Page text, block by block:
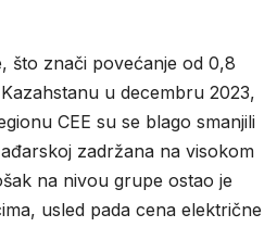
što znači povećanje od 0,8
u decembru 2023,
CEE su se blago smanjili
zadržana na visokom
na nivou grupe ostao je
usled pada cena električne